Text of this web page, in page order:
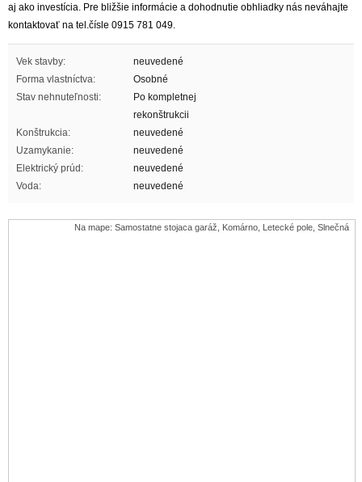
aj ako investícia. Pre bližšie informácie a dohodnutie obhliadky nás neváhajte
kontaktovať na tel.čísle 0915 781 049.
Vek stavby:
neuvedené
Forma vlastníctva:
Osobné
Stav nehnuteľnosti:
Po kompletnej
rekonštrukcii
Konštrukcia:
neuvedené
Uzamykanie:
neuvedené
Elektrický prúd:
neuvedené
Voda:
neuvedené
Na mape: Samostatne stojaca garáž, Komárno, Letecké pole, Slnečná